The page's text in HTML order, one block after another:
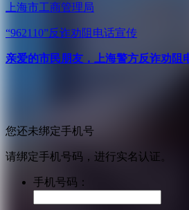
上海市工商管理局
“962110”反诈劝阻电话宣传
亲爱的市民朋友，上海警方反诈劝阻
您还未绑定手机号
请绑定手机号码，进行实名认证。
手机号码：